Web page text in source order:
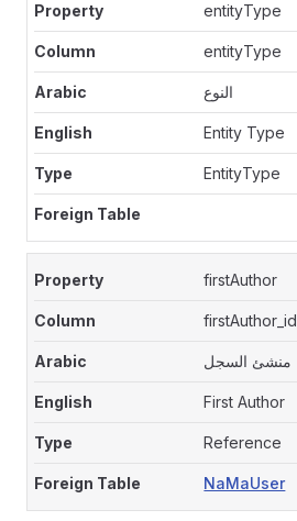
entityType
entityType
النوع
Entity Type
EntityType
firstAuthor
firstAuthor_id
منشئ السجل
First Author
Reference
NaMaUser